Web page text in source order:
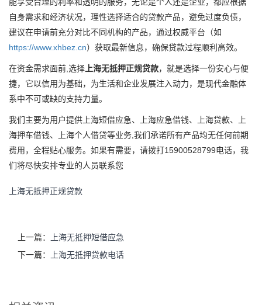
自身需求和经济状况，理性选择适合的贷款产品，避免过度负债，
建议在申请前充分对比不同机构的产品，通过权威平台（如
https://www.xhbez.cn）获取最新信息，确保贷款过程顺利高效。
在资金需求面前,选择 上海无抵押正规贷款，就是选择一份安心与便
捷，它以信用为基础，为生活和企业发展注入动力，是现代金融体
系中不可或缺的支持力量。
我们主要为用户提供上海短借应急、上海应急借钱、上海贷款、上
海押车借钱、上海个人借贷等业务,我们承诺所有产品均无任何前期
费用，全程贴心服务。如果有需要，请拨打15900528799电话，我
们将尽快安排专业的人员联系您
上海无抵押正规贷款
上一篇：
上海无抵押短借应急
下一篇：
上海无抵押贷款电话